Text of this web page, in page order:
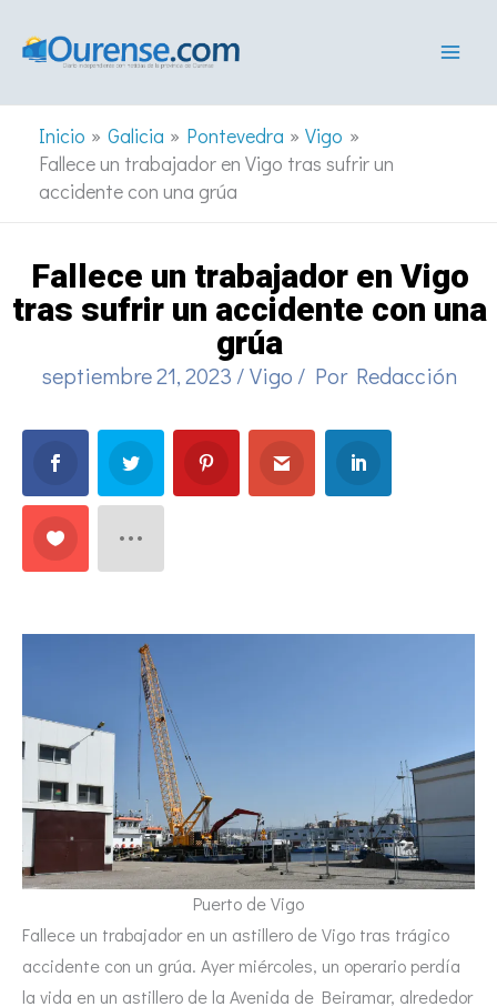
Inicio Galicia Pontevedra
Vigo
Fallece un trabajador en Vigo tras sufrir un
accidente con una grúa
Fallece un trabajador en Vigo
tras sufrir un accidente con una
grúa
septiembre 21, 2023 /Vigo / Por Redacción
Puerto de Vigo
Fallece un trabajador en un astillero de Vigo tras trágico
accidente con un grúa. Ayer miércoles, un operario perdía
la vida en un astillero de la Avenida de Beiramar, alrededor